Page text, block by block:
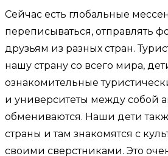
Сейчас есть глобальные
переписываться, отправлять
друзьям из разных стран.
нашу страну со всего мира,
ознакомительные
и университеты между собой
обмениваются. Наши дети
страны и там знакомятся с
своими сверстниками. Это